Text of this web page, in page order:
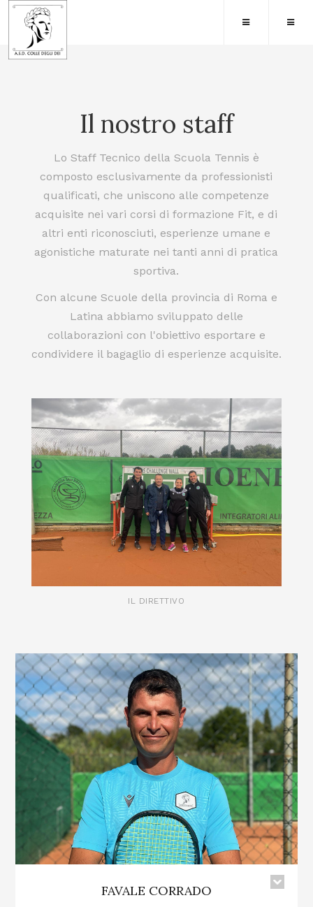
Il nostro staff
Lo Staff Tecnico della Scuola Tennis è
composto esclusivamente da professionisti
qualificati, che uniscono alle competenze
acquisite nei vari corsi di formazione Fit, e di
altri enti riconosciuti, esperienze umane e
agonistiche maturate nei tanti anni di pratica
sportiva.
Con alcune Scuole della provincia di Roma e
Latina abbiamo sviluppato delle
collaborazioni con l'obiettivo esportare e
condividere il bagaglio di esperienze acquisite.
IL DIRETTIVO
FAVALE CORRADO